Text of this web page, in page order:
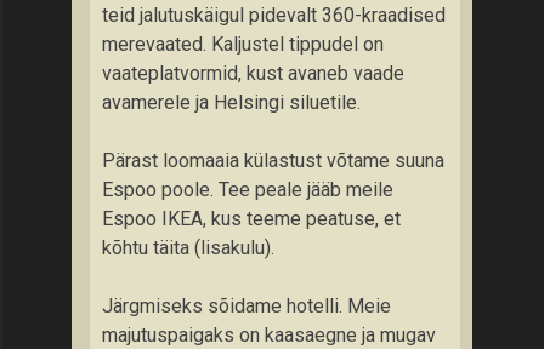
teid jalutuskäigul pidevalt 360-kraadised
merevaated. Kaljustel tippudel on
vaateplatvormid, kust avaneb vaade
avamerele ja Helsingi siluetile.
Pärast loomaaia külastust võtame suuna
Espoo poole. Tee peale jääb meile
Espoo IKEA, kus teeme peatuse, et
kõhtu täita (lisakulu).
Järgmiseks sõidame hotelli. Meie
majutuspaigaks on kaasaegne ja mugav